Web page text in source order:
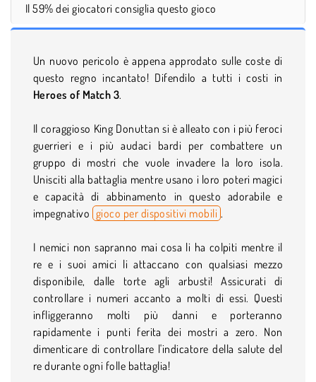
Il 59% dei giocatori consiglia questo gioco
Un nuovo pericolo è appena approdato sulle coste di
questo regno incantato! Difendilo a tutti i costi in
Heroes of Match 3.
Il coraggioso King Donuttan si è alleato con i più feroci
guerrieri e i più audaci bardi per combattere un
gruppo di mostri che vuole invadere la loro isola.
Unisciti alla battaglia mentre usano i loro poteri magici
e capacità di abbinamento in questo adorabile e
impegnativo gioco per dispositivi mobili .
I nemici non sapranno mai cosa li ha colpiti mentre il
re e i suoi amici li attaccano con qualsiasi mezzo
disponibile, dalle torte agli arbusti! Assicurati di
controllare i numeri accanto a molti di essi. Questi
infliggeranno molti più danni e porteranno
rapidamente i punti ferita dei mostri a zero. Non
dimenticare di controllare l'indicatore della salute del
re durante ogni folle battaglia!